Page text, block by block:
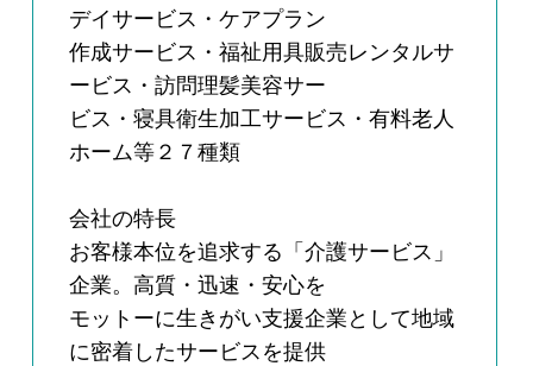
デイサービス・ケアプラン
作成サービス・福祉用具販売レンタルサ
ービス・訪問理髪美容サー
ビス・寝具衛生加工サービス・有料老人
ホーム等２７種類
会社の特長
お客様本位を追求する「介護サービス」
企業。高質・迅速・安心を
モットーに生きがい支援企業として地域
に密着したサービスを提供